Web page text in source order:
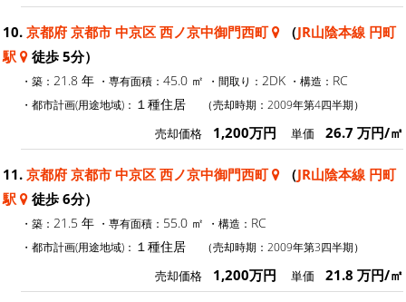
10. 京都府 京都市 中京区 西ノ京中御門西町 （JR山陰本線 円町
駅
徒歩 5分）
・築： 21.8 年 ・専有面積： 45.0 ㎡ ・間取り： 2DK ・構造： RC
・都市計画(用途地域)： １種住居 （売却時期：2009年第4四半期）
売却価格 1,200万円 単価 26.7 万円/㎡
11. 京都府 京都市 中京区 西ノ京中御門西町 （JR山陰本線 円町
駅
徒歩 6分）
・築： 21.5 年 ・専有面積： 55.0 ㎡ ・構造： RC
・都市計画(用途地域)： １種住居 （売却時期：2009年第3四半期）
売却価格 1,200万円 単価 21.8 万円/㎡